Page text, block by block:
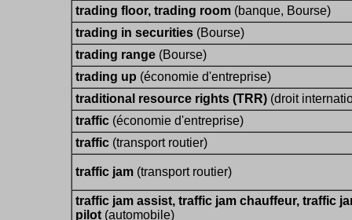
trading floor, trading room (banque, Bourse)
trading in securities (Bourse)
trading range (Bourse)
trading up (économie d'entreprise)
traditional resource rights (TRR) (droit
traffic (économie d'entreprise)
traffic (transport routier)
traffic jam (transport routier)
traffic jam assist, traffic jam chauffeur, traffic
pilot (automobile)